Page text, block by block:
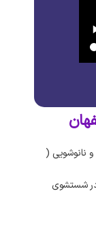
نانوشویی (
در شستشوی